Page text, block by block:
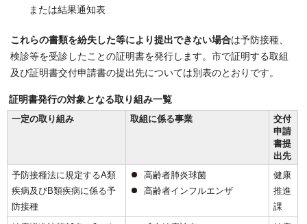
または結果通知表
これらの書類を紛失した等により提出できない場合は予防接種、
検診等を受診したことの証明書を発行します。市で証明する取組
及び証明書交付申請書の提出先については別表のとおりです。
証明書発行の対象となる取り組み一覧
一定の取り組み
取組に係る事業
交付
申請
書提
出先
予防接種法に規定するA類
疾病及びB類疾病に係る予
防接種
高齢者肺炎球菌
高齢者インフルエンザ
健康
推進
課